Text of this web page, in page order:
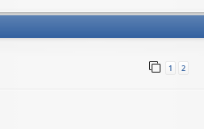
1 2